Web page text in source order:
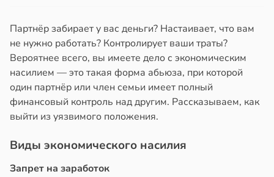
в19:27
Партнёр забирает у вас деньги? Настаивает, что вам
не нужно работать? Контролирует ваши траты?
Вероятнее всего, вы имеете дело с экономическим
насилием — это такая форма абьюза, при которой
один партнёр или член семьи имеет полный
финансовый контроль над другим. Рассказываем, как
выйти из уязвимого положения.
Виды экономического насилия
Запрет на заработок